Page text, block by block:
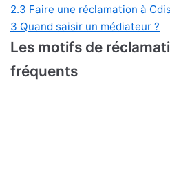
2.3 Faire une réclamation à
3 Quand saisir un médiateur ?
Les motifs de
fréquents